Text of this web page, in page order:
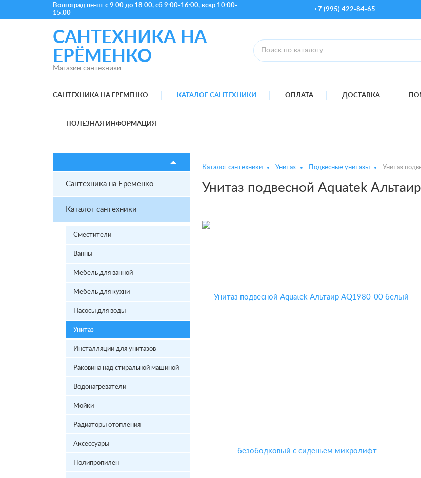
Волгоград пн-пт с 9.00 до 18.00, сб 9:00-16:00, вскр 10:00-
15:00
+7 (995) 422-84-65
САНТЕХНИКА НА
ЕРЁМЕНКО
Магазин сантехники
САНТЕХНИКА НА ЕРЕМЕНКО КАТАЛОГ САНТЕХНИКИ ОПЛАТА ДОСТАВКА
ПОЛЕЗНАЯ ИНФОРМАЦИЯ
Сантехника на Еременко
Каталог сантехники
Сместители
Ванны
Мебель для ванной
Мебель для кухни
Насосы для воды
Унитаз
Инсталляции для унитазов
Раковина над стиральной машиной
Водонагреватели
Мойки
Радиаторы отопления
Аксессуары
Полипропилен
Каталог сантехники Унитаз Подвесные унитазы Унитаз
Унитаз подвесной Aquatek